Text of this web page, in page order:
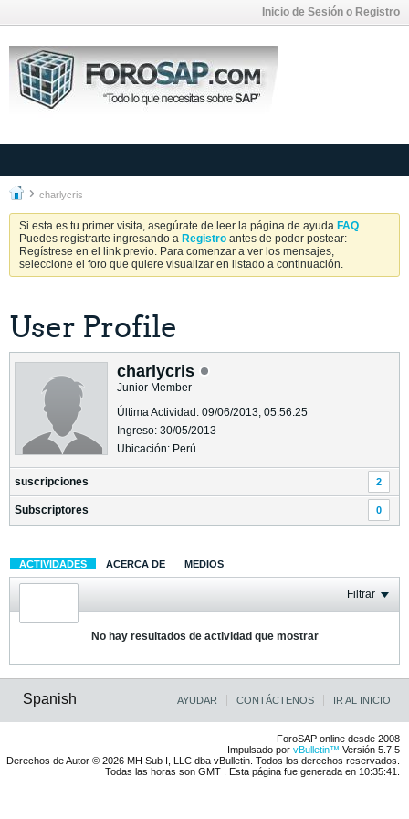
Inicio de Sesión o Registro
charlycris
Si esta es tu primer visita, asegúrate de leer la página de ayuda FAQ.
Puedes registrarte ingresando a Registro antes de poder postear:
Regístrese en el link previo. Para comenzar a ver los mensajes,
seleccione el foro que quiere visualizar en listado a continuación.
User Profile
charlycris
Junior Member
Última Actividad: 09/06/2013, 05:56:25
Ingreso: 30/05/2013
Ubicación: Perú
suscripciones 2
Subscriptores 0
ACTIVIDADES ACERCA DE MEDIOS
Filtrar
No hay resultados de actividad que mostrar
Spanish AYUDAR CONTÁCTENOS IR AL INICIO
ForoSAP online desde 2008
Impulsado por vBulletin™ Versión 5.7.5
Derechos de Autor © 2026 MH Sub I, LLC dba vBulletin. Todos los derechos reservados.
Todas las horas son GMT . Esta página fue generada en 10:35:41.